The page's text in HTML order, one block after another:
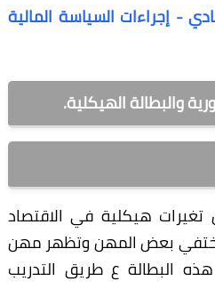
- إجراءات السياسة المالية
والبطالة الهيكلية.
تغيرات هيكلية في الاقتصاد
بعض المهن وتظهر مهن
البطالة ع طريق التدريب